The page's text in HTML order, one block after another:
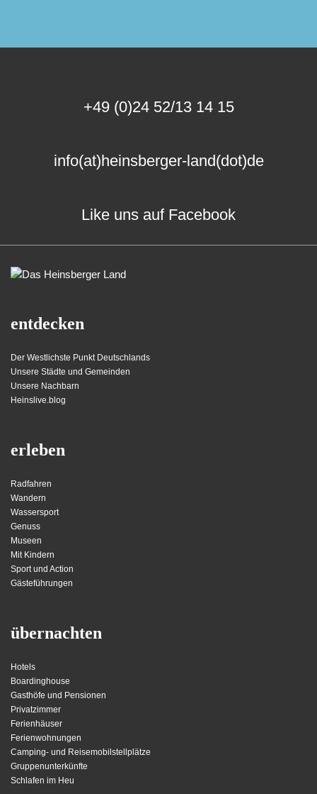
+49 (0)24 52/13 14 15
info(at)heinsberger-land(dot)de
Like uns auf Facebook
entdecken
Der Westlichste Punkt Deutschlands
Unsere Städte und Gemeinden
Unsere Nachbarn
Heinslive.blog
erleben
Radfahren
Wandern
Wassersport
Genuss
Museen
Mit Kindern
Sport und Action
Gästeführungen
übernachten
Hotels
Boardinghouse
Gasthöfe und Pensionen
Privatzimmer
Ferienhäuser
Ferienwohnungen
Camping- und Reisemobilstellplätze
Gruppenunterkünfte
Schlafen im Heu